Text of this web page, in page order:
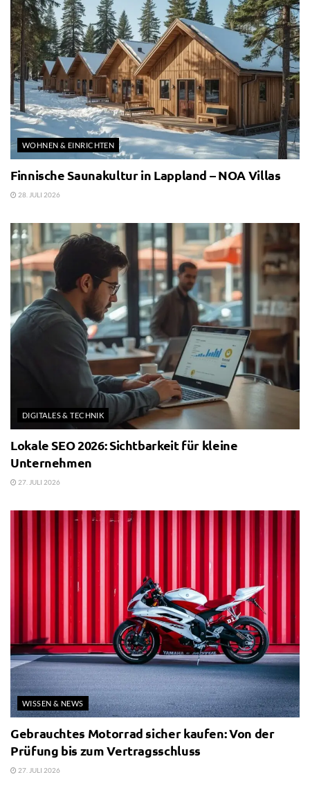
WOHNEN & EINRICHTEN
Finnische Saunakultur in Lappland – NOA Villas
28. JULI 2026
DIGITALES & TECHNIK
Lokale SEO 2026: Sichtbarkeit für kleine
Unternehmen
27. JULI 2026
WISSEN & NEWS
Gebrauchtes Motorrad sicher kaufen: Von der
Prüfung bis zum Vertragsschluss
27. JULI 2026